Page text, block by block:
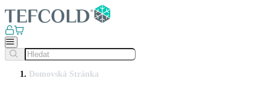
Domovská Stránka